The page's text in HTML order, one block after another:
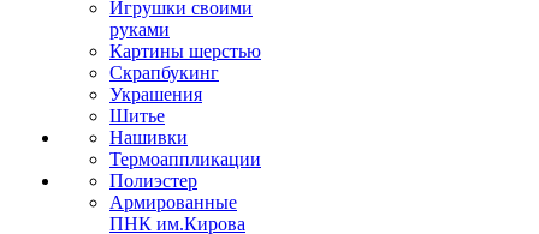
Игрушки своими
руками
Картины шерстью
Скрапбукинг
Украшения
Шитье
Нашивки
Термоаппликации
Полиэстер
Армированные
ПНК им.Кирова